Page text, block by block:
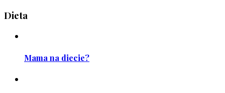
Dieta
Mama na diecie?